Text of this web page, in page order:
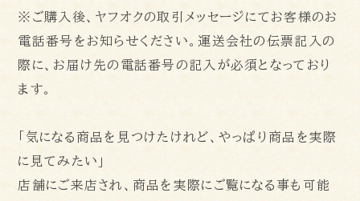
※ご購入後、ヤフオクの取引メッセージにてお客様のお
電話番号をお知らせください。運送会社の伝票記入の
際に、お届け先の電話番号の記入が必須となっており
ます。
「気になる商品を見つけたけれど、やっぱり商品を実際
に見てみたい」
店舗にご来店され、商品を実際にご覧になる事も可能